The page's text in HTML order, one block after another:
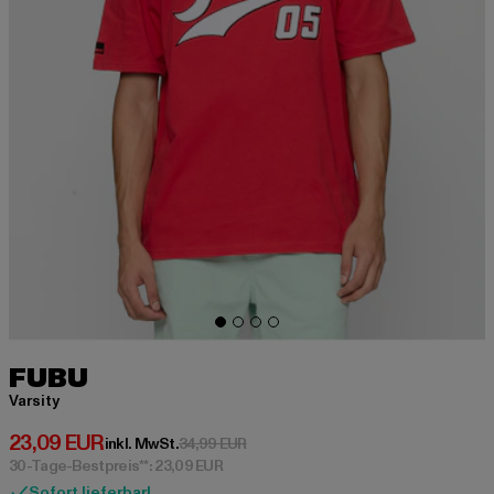
FUBU
Varsity
23,09 EUR
Derzeitiger Preis: 23,09 EUR
inkl. MwSt.34,99 EURAktionspreis: 34,99 EUR
30-Tage-Bestpreis**: 23,09 EUR